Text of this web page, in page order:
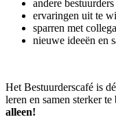
andere
ervaringen uit te
sparren met
nieuwe ideeën en
Het Bestuurderscafé is
leren en samen sterker te
alleen!